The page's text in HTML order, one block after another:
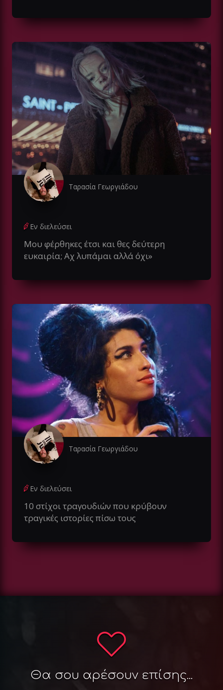
Ταρασία Γεωργιάδου
Εν διελεύσει
Μου φέρθηκες έτσι και θες δεύτερη
ευκαιρία; Αχ λυπάμαι αλλά όχι»
Ταρασία Γεωργιάδου
Εν διελεύσει
10 στίχοι τραγουδιών που κρύβουν
τραγικές ιστορίες πίσω τους
Θα σου αρέσουν επίσης...